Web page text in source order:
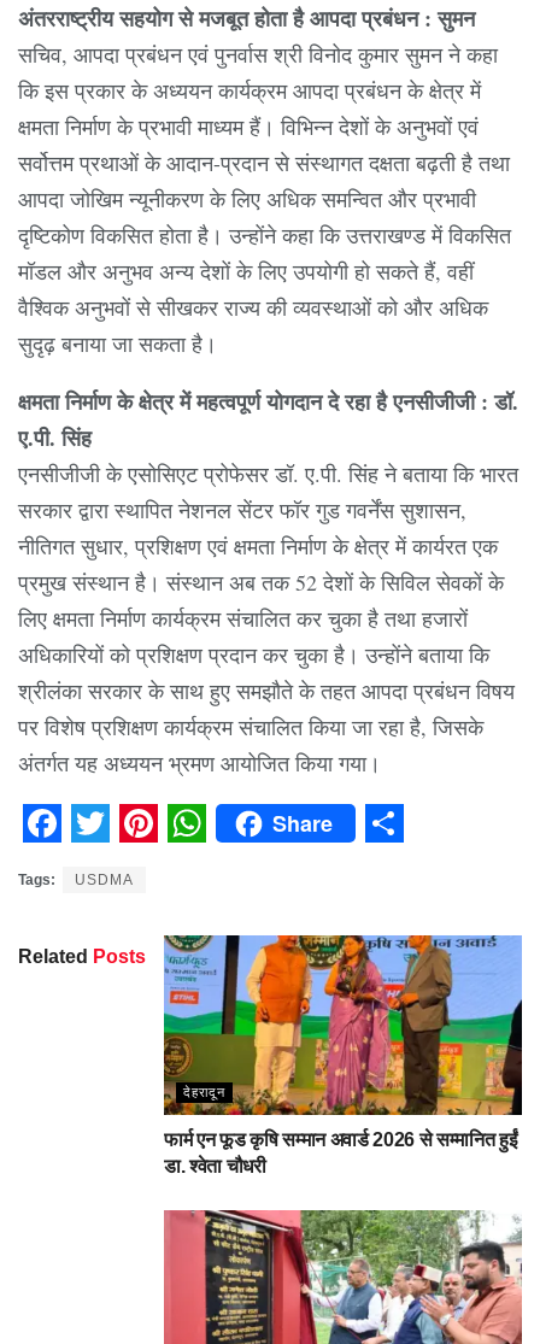
अंतरराष्ट्रीय सहयोग से मजबूत होता है आपदा प्रबंधन : सुमन
सचिव, आपदा प्रबंधन एवं पुनर्वास श्री विनोद कुमार सुमन ने कहा
कि इस प्रकार के अध्ययन कार्यक्रम आपदा प्रबंधन के क्षेत्र में
क्षमता निर्माण के प्रभावी माध्यम हैं। विभिन्न देशों के अनुभवों एवं
सर्वोत्तम प्रथाओं के आदान-प्रदान से संस्थागत दक्षता बढ़ती है तथा
आपदा जोखिम न्यूनीकरण के लिए अधिक समन्वित और प्रभावी
दृष्टिकोण विकसित होता है। उन्होंने कहा कि उत्तराखण्ड में विकसित
मॉडल और अनुभव अन्य देशों के लिए उपयोगी हो सकते हैं, वहीं
वैश्विक अनुभवों से सीखकर राज्य की व्यवस्थाओं को और अधिक
सुदृढ़ बनाया जा सकता है।
क्षमता निर्माण के क्षेत्र में महत्वपूर्ण योगदान दे रहा है एनसीजीजी : डॉ.
ए.पी. सिंह
एनसीजीजी के एसोसिएट प्रोफेसर डॉ. ए.पी. सिंह ने बताया कि भारत
सरकार द्वारा स्थापित नेशनल सेंटर फॉर गुड गवर्नेंस सुशासन,
नीतिगत सुधार, प्रशिक्षण एवं क्षमता निर्माण के क्षेत्र में कार्यरत एक
प्रमुख संस्थान है। संस्थान अब तक 52 देशों के सिविल सेवकों के
लिए क्षमता निर्माण कार्यक्रम संचालित कर चुका है तथा हजारों
अधिकारियों को प्रशिक्षण प्रदान कर चुका है। उन्होंने बताया कि
श्रीलंका सरकार के साथ हुए समझौते के तहत आपदा प्रबंधन विषय
पर विशेष प्रशिक्षण कार्यक्रम संचालित किया जा रहा है, जिसके
अंतर्गत यह अध्ययन भ्रमण आयोजित किया गया।
Share
Tags: USDMA
Related Posts
देहरादून
फार्म एन फूड कृषि सम्मान अवार्ड 2026 से सम्मानित हुईं
डा. श्वेता चौधरी